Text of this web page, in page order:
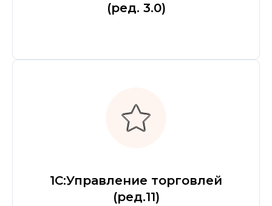
(ред. 3.0)
1С:Управление торговлей
(ред.11)